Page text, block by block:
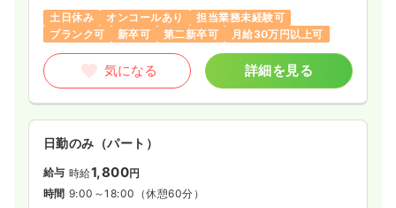
「誠実に、親切に、」をモットーにお客様に信頼され、重宝さ
れ、お客様に喜んでいただく、そのような会社にしたいと思っ
ております。
土日休み
オンコールあり
担当業務未経験可
ブランク可
新卒可 第二新卒可 月給30万円以上可
気になる 詳細を見る
日勤のみ（パート）
給与 時給1,800円
時間 9:00～18:00 （休憩60分）